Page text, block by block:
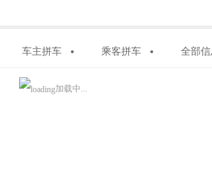
车主拼车 乘客拼车 全部
加载中...